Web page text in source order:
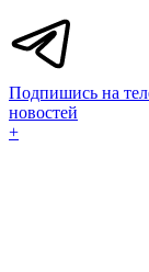
Подпишись на
новостей
+